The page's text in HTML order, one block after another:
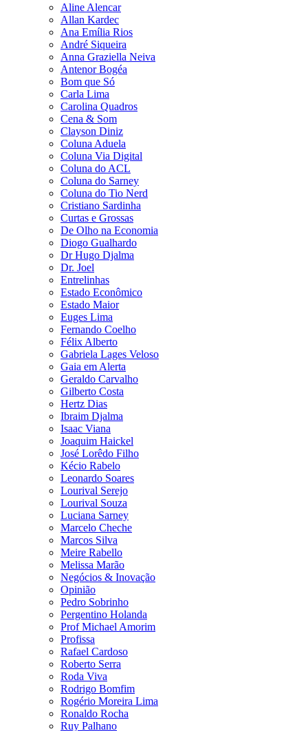
Aline Alencar
Allan Kardec
Ana Emília Rios
André Siqueira
Anna Graziella Neiva
Antenor Bogéa
Bom que Só
Carla Lima
Carolina Quadros
Cena & Som
Clayson Diniz
Coluna Aduela
Coluna Via Digital
Coluna do ACL
Coluna do Sarney
Coluna do Tio Nerd
Cristiano Sardinha
Curtas e Grossas
De Olho na Economia
Diogo Gualhardo
Dr Hugo Djalma
Dr. Joel
Entrelinhas
Estado Econômico
Estado Maior
Euges Lima
Fernando Coelho
Félix Alberto
Gabriela Lages Veloso
Gaia em Alerta
Geraldo Carvalho
Gilberto Costa
Hertz Dias
Ibraim Djalma
Isaac Viana
Joaquim Haickel
José Lorêdo Filho
Kécio Rabelo
Leonardo Soares
Lourival Serejo
Lourival Souza
Luciana Sarney
Marcelo Cheche
Marcos Silva
Meire Rabello
Melissa Marão
Negócios & Inovação
Opinião
Pedro Sobrinho
Pergentino Holanda
Prof Michael Amorim
Profissa
Rafael Cardoso
Roberto Serra
Roda Viva
Rodrigo Bomfim
Rogério Moreira Lima
Ronaldo Rocha
Ruy Palhano